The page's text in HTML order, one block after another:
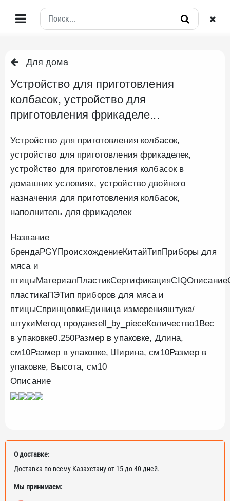
Для дома
Устройство для приготовления
колбасок, устройство для
приготовления фрикаделе...
Устройство для приготовления колбасок,
устройство для приготовления фрикаделек,
устройство для приготовления колбасок в
домашних условиях, устройство двойного
назначения для приготовления колбасок,
наполнитель для фрикаделек
Название
брендаPGYПроисхождениеКитайТипПриборы для
мяса и
пластикаПЭТип приборов для мяса и
птицыСпринцовкиЕдиница измеренияштука/
штукиМетод продажsell_by_pieceКоличество1Вес
в упаковке0.250Размер в упаковке, Длина,
см10Размер в упаковке, Ширина, см10Размер в
упаковке, Высота, см10
Описание
О доставке:
Доставка по всему Казахстану от 15 до 40 дней.
Мы принимаем: